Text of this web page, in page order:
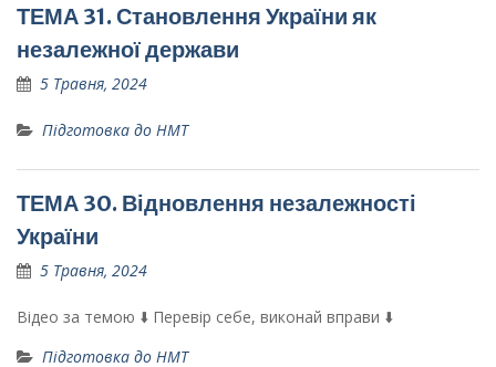
ТЕМА 31. Становлення України як
незалежної держави
5 Травня, 2024
Підготовка до НМТ
ТЕМА 30. Відновлення незалежності
України
5 Травня, 2024
Відео за темою ⬇️ Перевір себе, виконай вправи ⬇️
Підготовка до НМТ